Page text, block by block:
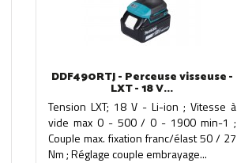
DDF490RTJ - Perceuse visseuse -
LXT - 18 V...
Tension LXT; 18 V - Li-ion ; Vitesse à
vide max 0 - 500 / 0 - 1900 min-1 ;
Couple max. fixation franc/élast 50 / 27
Nm ; Réglage couple embrayage...